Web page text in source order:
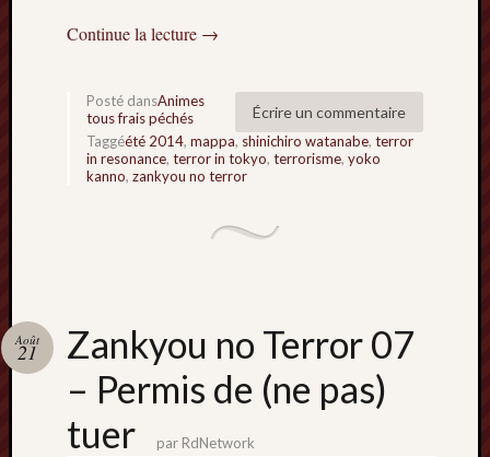
Continue la lecture →
Écrire un commentaire
Posté dansAnimes
tous frais péchés
Taggéété 2014, mappa, shinichiro watanabe, terror
in resonance, terror in tokyo, terrorisme, yoko
kanno, zankyou no terror
Zankyou no Terror 07
– Permis de (ne pas)
tuer
Août
21
par RdNetwork